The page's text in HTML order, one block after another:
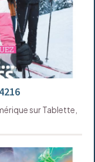
sur Tablette,